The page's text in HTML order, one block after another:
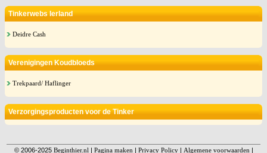
Tinkerwebs Ierland
Deidre Cash
Verenigingen Koudbloeds
Trekpaard/ Haflinger
Verzorgingsproducten voor de Tinker
© 2006-2025 Beginthier.nl | Pagina maken | Privacy Policy| Algemene voorwaarden |